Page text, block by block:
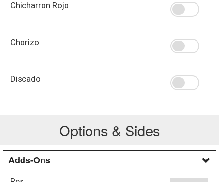
Chicharron Rojo
Chorizo
Discado
Options & Sides
Adds-Ons